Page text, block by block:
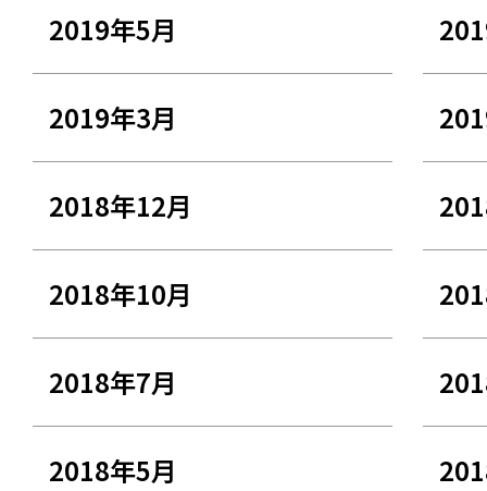
2019年5月
2019年3月
2018年12月
2018年10月
2018年7月
2018年5月